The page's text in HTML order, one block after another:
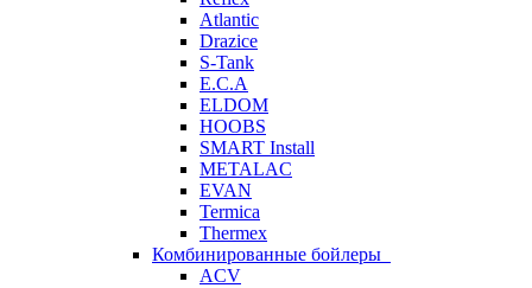
Atlantic
Drazice
S-Tank
E.C.A
ELDOM
HOOBS
SMART Install
METALAC
EVAN
Termica
Thermex
Комбинированные бойлеры
ACV